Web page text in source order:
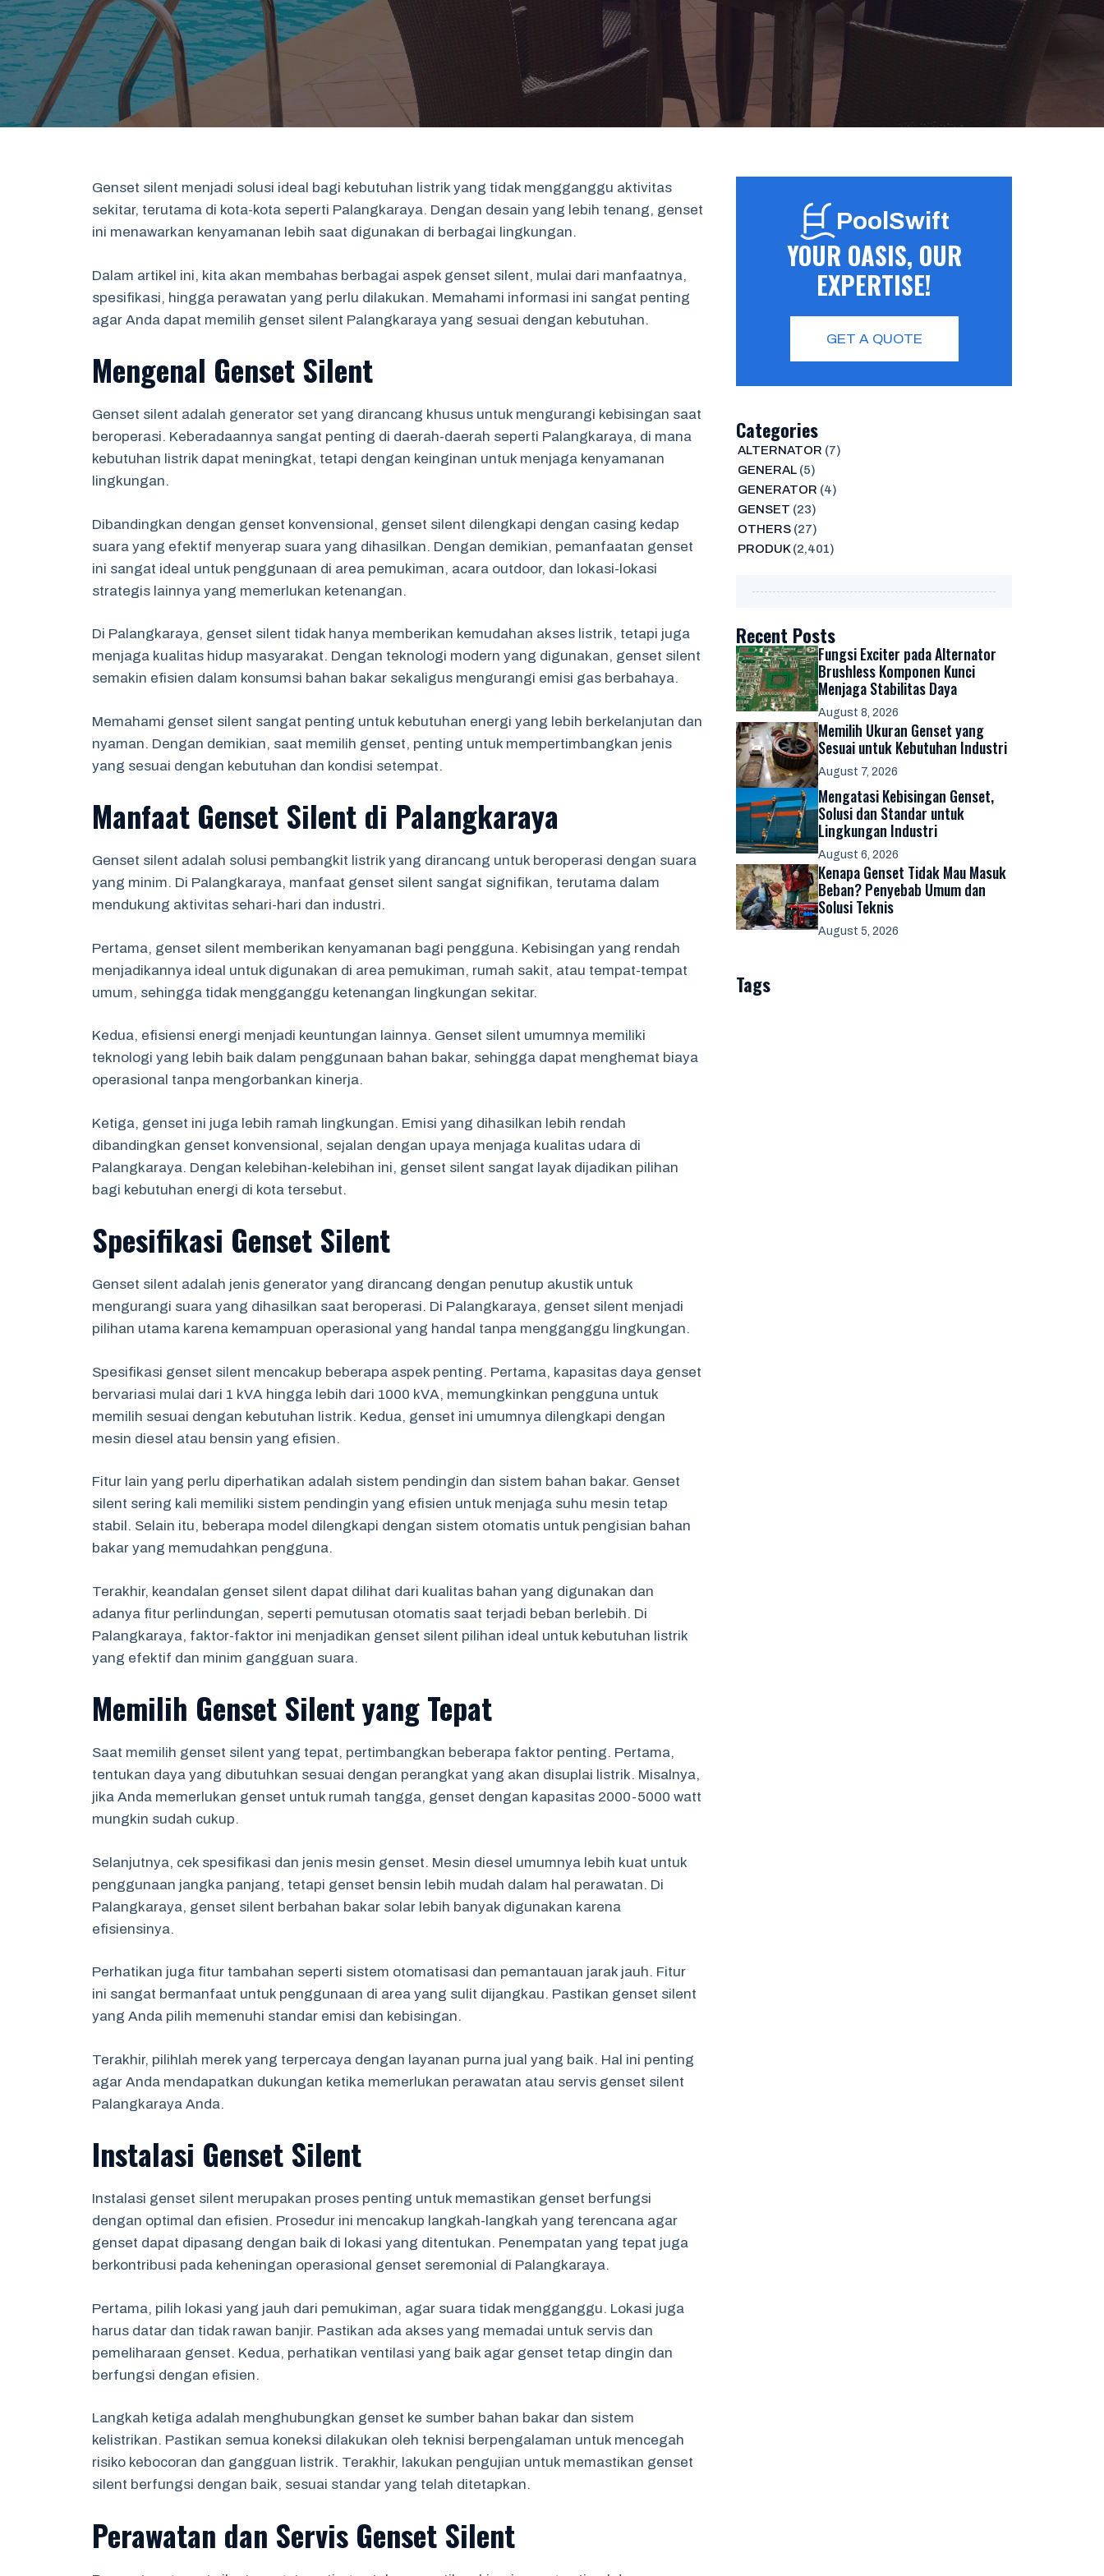
Genset silent menjadi solusi ideal bagi kebutuhan listrik yang tidak mengganggu aktivitas
sekitar, terutama di kota-kota seperti Palangkaraya. Dengan desain yang lebih tenang, genset
ini menawarkan kenyamanan lebih saat digunakan di berbagai lingkungan.
Dalam artikel ini, kita akan membahas berbagai aspek genset silent, mulai dari manfaatnya,
spesifikasi, hingga perawatan yang perlu dilakukan. Memahami informasi ini sangat penting
agar Anda dapat memilih genset silent Palangkaraya yang sesuai dengan kebutuhan.
Mengenal Genset Silent
Genset silent adalah generator set yang dirancang khusus untuk mengurangi kebisingan saat
beroperasi. Keberadaannya sangat penting di daerah-daerah seperti Palangkaraya, di mana
kebutuhan listrik dapat meningkat, tetapi dengan keinginan untuk menjaga kenyamanan
lingkungan.
Dibandingkan dengan genset konvensional, genset silent dilengkapi dengan casing kedap
suara yang efektif menyerap suara yang dihasilkan. Dengan demikian, pemanfaatan genset
ini sangat ideal untuk penggunaan di area pemukiman, acara outdoor, dan lokasi-lokasi
strategis lainnya yang memerlukan ketenangan.
Di Palangkaraya, genset silent tidak hanya memberikan kemudahan akses listrik, tetapi juga
menjaga kualitas hidup masyarakat. Dengan teknologi modern yang digunakan, genset silent
semakin efisien dalam konsumsi bahan bakar sekaligus mengurangi emisi gas berbahaya.
Memahami genset silent sangat penting untuk kebutuhan energi yang lebih berkelanjutan dan
nyaman. Dengan demikian, saat memilih genset, penting untuk mempertimbangkan jenis
yang sesuai dengan kebutuhan dan kondisi setempat.
Manfaat Genset Silent di Palangkaraya
Genset silent adalah solusi pembangkit listrik yang dirancang untuk beroperasi dengan suara
yang minim. Di Palangkaraya, manfaat genset silent sangat signifikan, terutama dalam
mendukung aktivitas sehari-hari dan industri.
Pertama, genset silent memberikan kenyamanan bagi pengguna. Kebisingan yang rendah
menjadikannya ideal untuk digunakan di area pemukiman, rumah sakit, atau tempat-tempat
umum, sehingga tidak mengganggu ketenangan lingkungan sekitar.
Kedua, efisiensi energi menjadi keuntungan lainnya. Genset silent umumnya memiliki
teknologi yang lebih baik dalam penggunaan bahan bakar, sehingga dapat menghemat biaya
operasional tanpa mengorbankan kinerja.
Ketiga, genset ini juga lebih ramah lingkungan. Emisi yang dihasilkan lebih rendah
dibandingkan genset konvensional, sejalan dengan upaya menjaga kualitas udara di
Palangkaraya. Dengan kelebihan-kelebihan ini, genset silent sangat layak dijadikan pilihan
bagi kebutuhan energi di kota tersebut.
Spesifikasi Genset Silent
Genset silent adalah jenis generator yang dirancang dengan penutup akustik untuk
mengurangi suara yang dihasilkan saat beroperasi. Di Palangkaraya, genset silent menjadi
pilihan utama karena kemampuan operasional yang handal tanpa mengganggu lingkungan.
Spesifikasi genset silent mencakup beberapa aspek penting. Pertama, kapasitas daya genset
bervariasi mulai dari 1 kVA hingga lebih dari 1000 kVA, memungkinkan pengguna untuk
memilih sesuai dengan kebutuhan listrik. Kedua, genset ini umumnya dilengkapi dengan
mesin diesel atau bensin yang efisien.
Fitur lain yang perlu diperhatikan adalah sistem pendingin dan sistem bahan bakar. Genset
silent sering kali memiliki sistem pendingin yang efisien untuk menjaga suhu mesin tetap
stabil. Selain itu, beberapa model dilengkapi dengan sistem otomatis untuk pengisian bahan
bakar yang memudahkan pengguna.
Terakhir, keandalan genset silent dapat dilihat dari kualitas bahan yang digunakan dan
adanya fitur perlindungan, seperti pemutusan otomatis saat terjadi beban berlebih. Di
Palangkaraya, faktor-faktor ini menjadikan genset silent pilihan ideal untuk kebutuhan listrik
yang efektif dan minim gangguan suara.
Memilih Genset Silent yang Tepat
Saat memilih genset silent yang tepat, pertimbangkan beberapa faktor penting. Pertama,
tentukan daya yang dibutuhkan sesuai dengan perangkat yang akan disuplai listrik. Misalnya,
jika Anda memerlukan genset untuk rumah tangga, genset dengan kapasitas 2000-5000 watt
mungkin sudah cukup.
Selanjutnya, cek spesifikasi dan jenis mesin genset. Mesin diesel umumnya lebih kuat untuk
penggunaan jangka panjang, tetapi genset bensin lebih mudah dalam hal perawatan. Di
Palangkaraya, genset silent berbahan bakar solar lebih banyak digunakan karena
efisiensinya.
Perhatikan juga fitur tambahan seperti sistem otomatisasi dan pemantauan jarak jauh. Fitur
ini sangat bermanfaat untuk penggunaan di area yang sulit dijangkau. Pastikan genset silent
yang Anda pilih memenuhi standar emisi dan kebisingan.
Terakhir, pilihlah merek yang terpercaya dengan layanan purna jual yang baik. Hal ini penting
agar Anda mendapatkan dukungan ketika memerlukan perawatan atau servis genset silent
Palangkaraya Anda.
Instalasi Genset Silent
Instalasi genset silent merupakan proses penting untuk memastikan genset berfungsi
dengan optimal dan efisien. Prosedur ini mencakup langkah-langkah yang terencana agar
genset dapat dipasang dengan baik di lokasi yang ditentukan. Penempatan yang tepat juga
berkontribusi pada keheningan operasional genset seremonial di Palangkaraya.
Pertama, pilih lokasi yang jauh dari pemukiman, agar suara tidak mengganggu. Lokasi juga
harus datar dan tidak rawan banjir. Pastikan ada akses yang memadai untuk servis dan
pemeliharaan genset. Kedua, perhatikan ventilasi yang baik agar genset tetap dingin dan
berfungsi dengan efisien.
Langkah ketiga adalah menghubungkan genset ke sumber bahan bakar dan sistem
kelistrikan. Pastikan semua koneksi dilakukan oleh teknisi berpengalaman untuk mencegah
risiko kebocoran dan gangguan listrik. Terakhir, lakukan pengujian untuk memastikan genset
silent berfungsi dengan baik, sesuai standar yang telah ditetapkan.
Perawatan dan Servis Genset Silent
PoolSwift
YOUR OASIS, OUR
EXPERTISE!
GET A QUOTE
Categories
ALTERNATOR (7)
GENERAL(5)
GENERATOR (4)
GENSET (23)
OTHERS(27)
PRODUK(2,401)
Recent Posts
Fungsi Exciter pada Alternator
Brushless Komponen Kunci
Menjaga Stabilitas Daya
August 8, 2026
Memilih Ukuran Genset yang
Sesuai untuk Kebutuhan Industri
August 7, 2026
Mengatasi Kebisingan Genset,
Solusi dan Standar untuk
Lingkungan Industri
August 6, 2026
Kenapa Genset Tidak Mau Masuk
Beban? Penyebab Umum dan
Solusi Teknis
August 5, 2026
Tags